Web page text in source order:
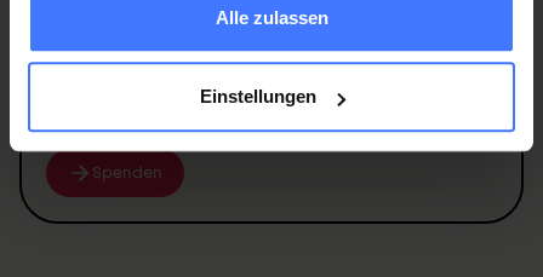
Alle zulassen
Einstellungen
Sie jetzt und unterstützen Sie unsere
Projekte zugunsten vonQuerschnittgelähmten.
Spenden